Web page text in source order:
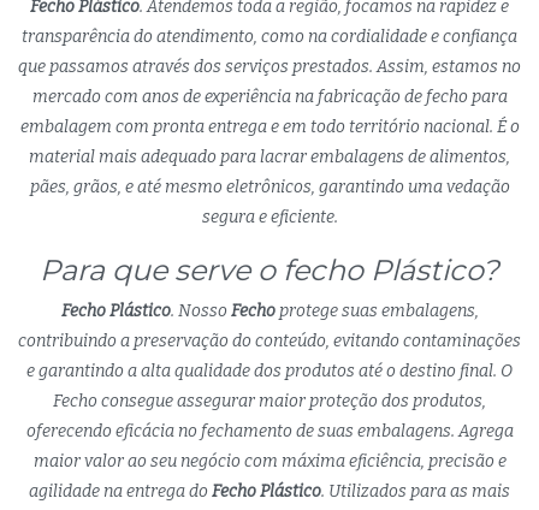
Fecho Plástico. Atendemos toda a região, focamos na rapidez e
transparência do atendimento, como na cordialidade e confiança
que passamos através dos serviços prestados. Assim, estamos no
mercado com anos de experiência na fabricação de fecho para
embalagem com pronta entrega e em todo território nacional. É o
material mais adequado para lacrar embalagens de alimentos,
pães, grãos, e até mesmo eletrônicos, garantindo uma vedação
segura e eficiente.
Para que serve o fecho Plástico?
Fecho Plástico. Nosso Fechoprotege suas embalagens,
contribuindo a preservação do conteúdo, evitando contaminações
e garantindo a alta qualidade dos produtos até o destino final. O
Fecho consegue assegurar maior proteção dos produtos,
oferecendo eficácia no fechamento de suas embalagens. Agrega
maior valor ao seu negócio com máxima eficiência, precisão e
agilidade na entrega do Fecho Plástico. Utilizados para as mais